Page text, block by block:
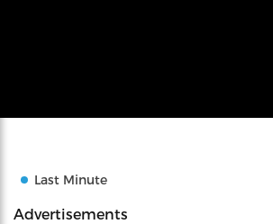
Last Minute
Advertisements